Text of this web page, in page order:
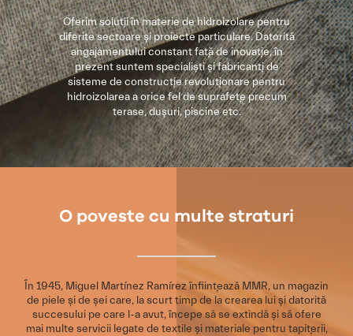
Oferim soluții în materie de hidroizolare pentru
diferite sectoare și proiecte particulare. Datorită
angajamentului constant față de inovație, în
prezent suntem specialiști și fabricanți de
sisteme de construcție revoluționare pentru
hidroizolarea a orice fel de suprafețe precum
terase, dușuri, piscine etc.
O poveste cu multe straturi
În 1945, Miguel Martínez Ramírez înființează MMR, un magazin
de piele și de șei care, la scurt timp de la crearea lui și datorită
succesului pe care l-a avut, începe să se extindă și să ofere
mai multe servicii legate de textile și materiale pentru tapițerii,